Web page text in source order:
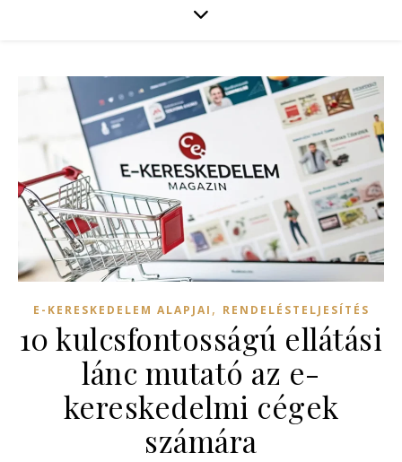
E-KERESKEDELEM ALAPJAI , RENDELÉSTELJESÍTÉS
10 kulcsfontosságú ellátási
lánc mutató az e-
kereskedelmi cégek
számára